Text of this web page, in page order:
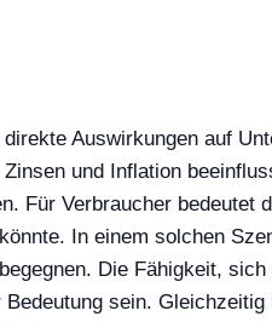
Auswirkungen auf
und Inflation
Für Verbraucher bedeutet
In einem solchen
Die Fähigkeit,
sein.